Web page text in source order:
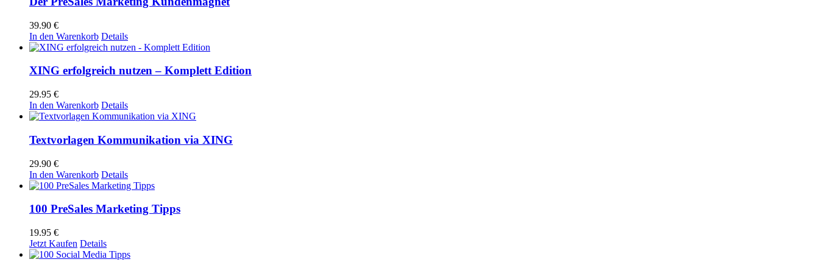
39.90 €
In den Warenkorb Details
XING erfolgreich nutzen – Komplett Edition
29.95 €
In den Warenkorb Details
Textvorlagen Kommunikation via XING
29.90 €
In den Warenkorb Details
100 PreSales Marketing Tipps
19.95 €
Jetzt Kaufen Details